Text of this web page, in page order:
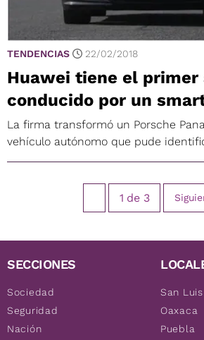
TENDENCIAS 22/02/2018
Huawei tiene el primer
conducido por un
La firma transformó un Porsche
vehículo autónomo que pude
1 de 3
SECCIONES
Sociedad
Seguridad
Nación
San
Oaxaca
Puebla